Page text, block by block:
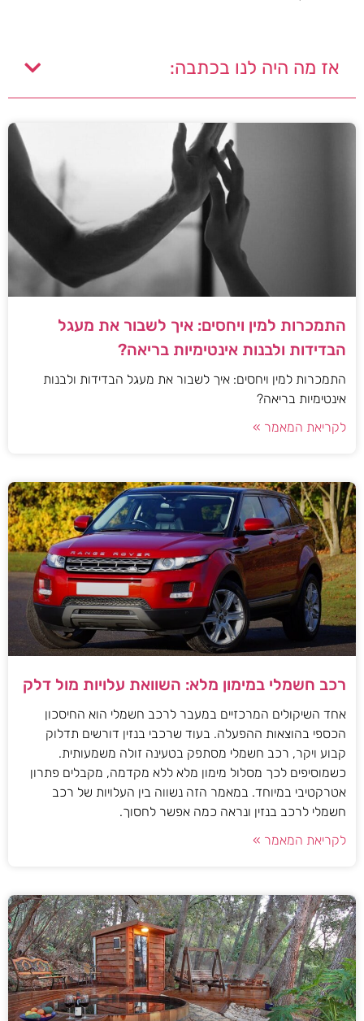
אז מה היה לנו בכתבה:
התמכרות למין ויחסים: איך לשבור את מעגל
הבדידות ולבנות אינטימיות בריאה?
התמכרות למין ויחסים: איך לשבור את מעגל הבדידות ולבנות
אינטימיות בריאה?
לקריאת המאמר »
רכב חשמלי במימון מלא: השוואת עלויות מול דלק
אחד השיקולים המרכזיים במעבר לרכב חשמלי הוא החיסכון
הכספי בהוצאות ההפעלה. בעוד שרכבי בנזין דורשים תדלוק
קבוע ויקר, רכב חשמלי מסתפק בטעינה זולה משמעותית.
כשמוסיפים לכך מסלול מימון מלא ללא מקדמה, מקבלים פתרון
אטרקטיבי במיוחד. במאמר הזה נשווה בין העלויות של רכב
חשמלי לרכב בנזין ונראה כמה אפשר לחסוך.
לקריאת המאמר »